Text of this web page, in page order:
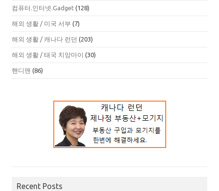
컴퓨터.인터넷.Gadget (128)
해외 생활 / 미국 서부 (7)
해외 생활 / 캐나다 런던 (203)
해외 생활 / 태국 치앙마이 (30)
핸디맨 (86)
Recent Posts